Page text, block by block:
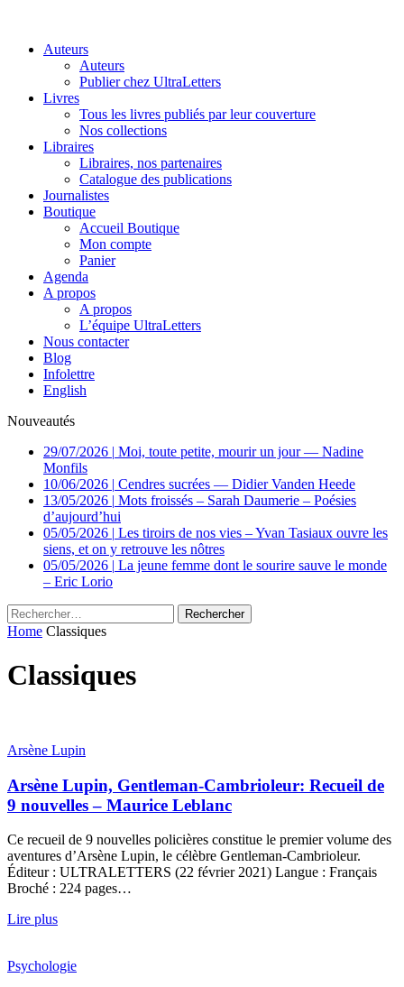
Auteurs
Auteurs
Publier chez UltraLetters
Livres
Tous les livres publiés par leur couverture
Nos collections
Libraires
Libraires, nos partenaires
Catalogue des publications
Journalistes
Boutique
Accueil Boutique
Mon compte
Panier
Agenda
A propos
A propos
L’équipe UltraLetters
Nous contacter
Blog
Infolettre
English
Nouveautés
29/07/2026 | Moi, toute petite, mourir un jour — Nadine
Monfils
10/06/2026 | Cendres sucrées — Didier Vanden Heede
13/05/2026 | Mots froissés – Sarah Daumerie – Poésies
d’aujourd’hui
05/05/2026 | Les tiroirs de nos vies – Yvan Tasiaux ouvre les
siens, et on y retrouve les nôtres
05/05/2026 | La jeune femme dont le sourire sauve le monde
– Eric Lorio
Rechercher :
Home Classiques
Classiques
Arsène Lupin
Arsène Lupin, Gentleman-Cambrioleur: Recueil de
9 nouvelles – Maurice Leblanc
Ce recueil de 9 nouvelles policières constitue le premier volume des
aventures d’Arsène Lupin, le célèbre Gentleman-Cambrioleur.
Éditeur : ULTRALETTERS (22 février 2021) Langue : Français
Broché : 224 pages…
Lire plus
Psychologie